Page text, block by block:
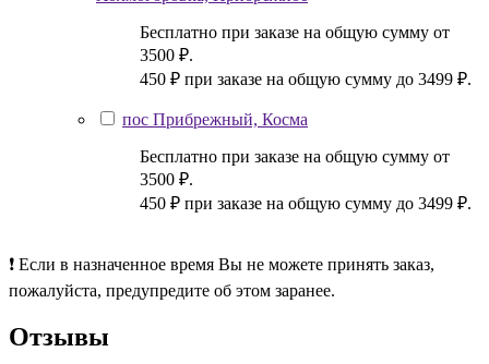
Бесплатно при заказе на общую сумму от
3500 ₽.
450 ₽ при заказе на общую сумму до 3499 ₽.
пос Прибрежный, Косма
Бесплатно при заказе на общую сумму от
3500 ₽.
450 ₽ при заказе на общую сумму до 3499 ₽.
❗ Если в назначенное время Вы не можете принять заказ,
пожалуйста, предупредите об этом заранее.
Отзывы